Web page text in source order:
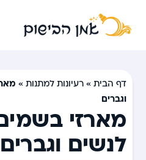
דף הבית »רעיונות למתנות »
וגברים
מארזי
לנשים וגברים